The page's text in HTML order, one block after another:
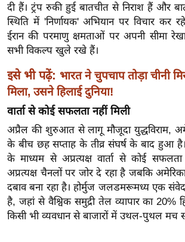
य
त
यं
ग
इं
डि
या
सा
हि
त्य
ज
ग
त
ऑ
दी हैं। ट्रंप रुकी हुई बातचीत से निराश हैं और
स्थिति में 'निर्णायक' अभियान पर विचार कर
ईरान की परमाणु क्षमताओं पर अपनी सीमा
सभी विकल्प खुले रखे हैं।
इसे भी पढ़ें: भारत ने चुपचाप तोड़ा चीनी
मिला, उसने हिलाई दुनिया!
वार्ता से कोई सफलता नहीं मिली
अप्रैल की शुरुआत से लागू मौजूदा युद्धविराम,
के बीच छह सप्ताह के तीव्र संघर्ष के बाद हुआ है।
के माध्यम से अप्रत्यक्ष वार्ता से कोई सफलता
अप्रत्यक्ष चैनलों पर जोर दे रहा है जबकि अमेरिका
दबाव बना रहा है। होर्मुज जलडमरूमध्य एक
है, जहां से वैश्विक समुद्री तेल व्यापार का 20%
किसी भी व्यवधान से बाजारों में उथल-पुथल मच